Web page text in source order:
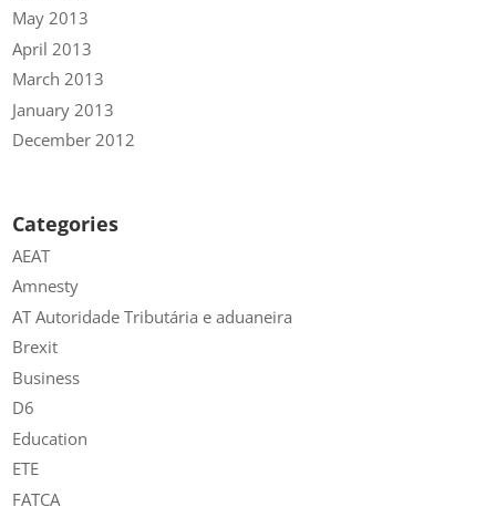
May 2013
April 2013
March 2013
January 2013
December 2012
Categories
AEAT
Amnesty
AT Autoridade Tributária e aduaneira
Brexit
Business
D6
Education
ETE
FATCA